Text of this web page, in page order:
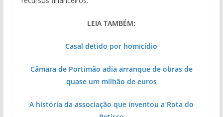
LEIA TAMBÉM:
Casal detido por homicídio
Câmara de Portimão adia arranque de obras de
quase um milhão de euros
A história da associação que inventou a Rota do